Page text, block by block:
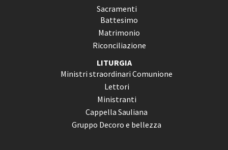
Sacramenti
Battesimo
Matrimonio
Riconciliazione
LITURGIA
Ministri straordinari Comunione
Lettori
Ministranti
Cappella Sauliana
Gruppo Decoro e bellezza